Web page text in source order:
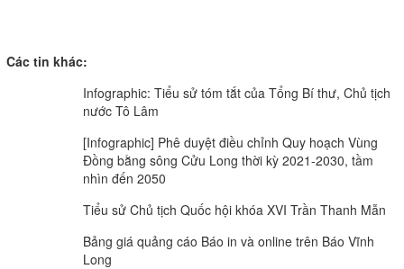
Các tin khác:
Infographic: Tiểu sử tóm tắt của Tổng Bí thư, Chủ tịch
nước Tô Lâm
[Infographic] Phê duyệt điều chỉnh Quy hoạch Vùng
Đồng bằng sông Cửu Long thời kỳ 2021-2030, tầm
nhìn đến 2050
Tiểu sử Chủ tịch Quốc hội khóa XVI Trần Thanh Mẫn
Bảng giá quảng cáo Báo in và online trên Báo Vĩnh
Long